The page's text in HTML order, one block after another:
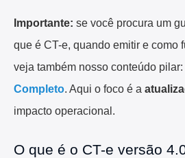
Importante: se você procura um
que é CT-e, quando emitir e como
veja também nosso conteúdo pilar:
Completo. Aqui o foco é a
impacto operacional.
O que é o CT-e versão